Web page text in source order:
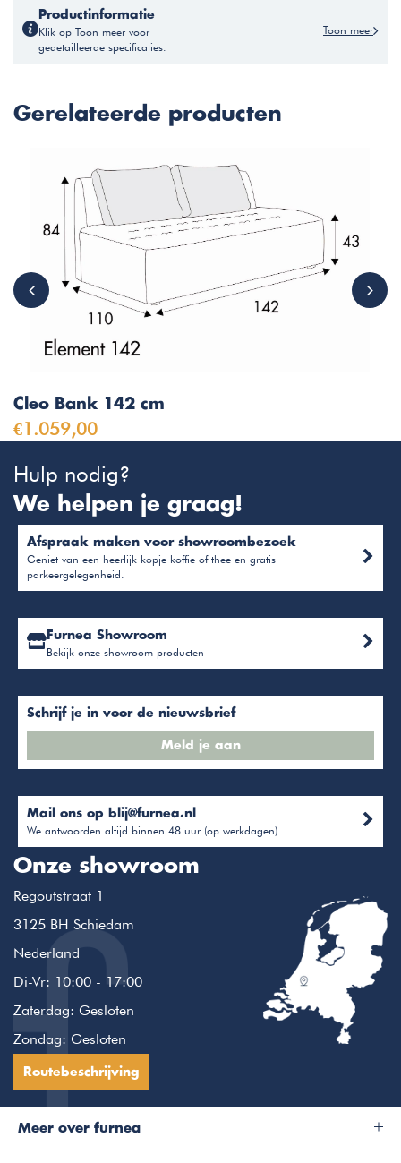
Productinformatie
Klik op Toon meer voor
gedetailleerde specificaties.
Toon meer
Gerelateerde producten
Cleo Bank 142 cm
€1.059,00
Hulp nodig?
We helpen je graag!
Afspraak maken voor showroombezoek
Geniet van een heerlijk kopje koffie of thee en gratis
parkeergelegenheid.
Furnea Showroom
Bekijk onze showroom producten
Schrijf je in voor de nieuwsbrief
Meld je aan
Mail ons op blij@furnea.nl
We antwoorden altijd binnen 48 uur (op werkdagen).
Onze showroom
Regoutstraat 1
3125 BH Schiedam
Nederland
Di-Vr: 10:00 - 17:00
Zaterdag: Gesloten
Zondag: Gesloten
Routebeschrijving
Meer over furnea